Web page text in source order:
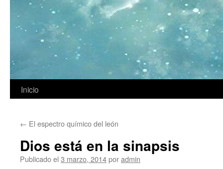
Inicio
← El espectro químico del león
Dios está en la sinapsis
Publicado el 3 marzo, 2014poradmin